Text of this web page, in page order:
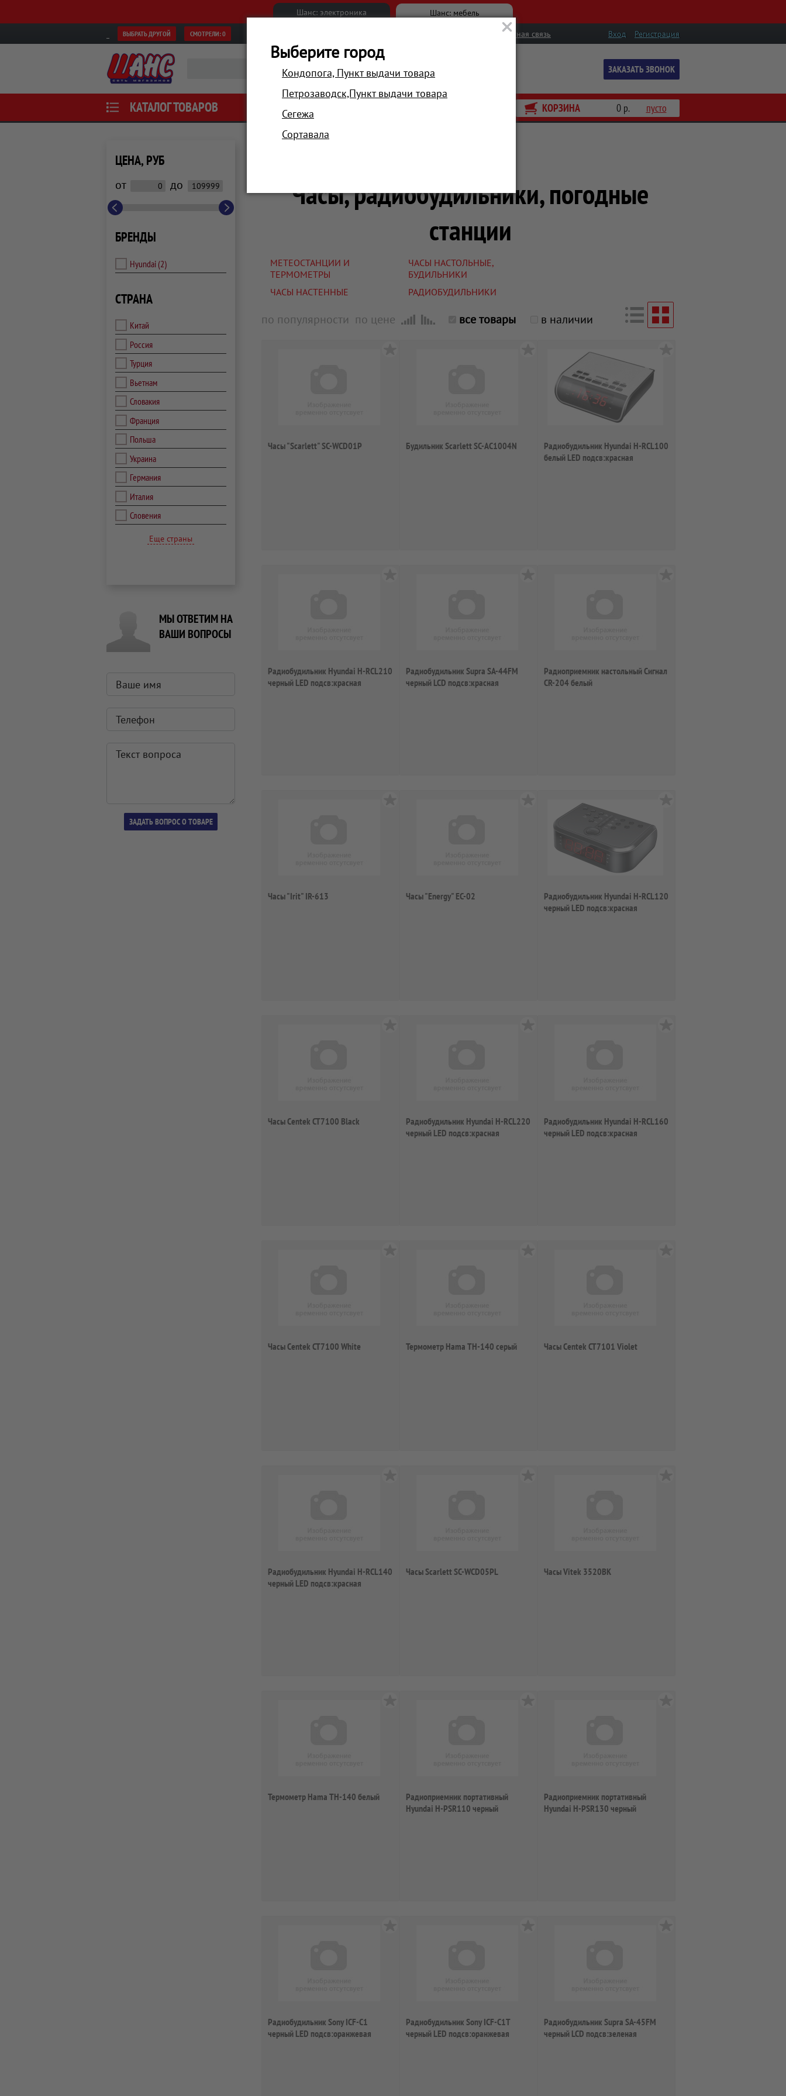
Шанс: электроника Шанс: мебель
ВЫБРАТЬ ДРУГОЙ СМОТРЕЛИ:0 Вход Регистрация
Обратная связь
ЗАКАЗАТЬ ЗВОНОК
КАТАЛОГ ТОВАРОВ АКЦИИ КОРЗИНА 0 р. пусто
ЦЕНА, РУБ
от до
БРЕНДЫ
Hyundai(2)
СТРАНА
Китай
Россия
Турция
Вьетнам
Словакия
Франция
Польша
Украина
Германия
Италия
Словения
Еще страны
МЫ ОТВЕТИМ НА
ВАШИ ВОПРОСЫ
Часы, радиобудильники, погодные
станции
МЕТЕОСТАНЦИИ И
ТЕРМОМЕТРЫ
ЧАСЫ НАСТЕННЫЕ
ЧАСЫ НАСТОЛЬНЫЕ,
БУДИЛЬНИКИ
РАДИОБУДИЛЬНИКИ
по популярности по цене все товары в наличии
Часы "Scarlett" SC-WCD01P Будильник Scarlett SC-AC1004N
Радиобудильник Hyundai H-RCL100
белый LED подсв:красная
Радиобудильник Hyundai H-RCL210
черный LED подсв:красная
Радиобудильник Supra SA-44FM
черный LCD подсв:красная
Радиоприемник настольный Сигнал
CR-204 белый
Часы "Irit" IR-613 Часы "Energy" EC-02
Радиобудильник Hyundai H-RCL120
черный LED подсв:красная
Часы Centek CT7100 Black
Радиобудильник Hyundai H-RCL220
черный LED подсв:красная
Радиобудильник Hyundai H-RCL160
черный LED подсв:красная
Часы Centek CT7100 White Термометр Hama TH-140 серый Часы Centek CT7101 Violet
Радиобудильник Hyundai H-RCL140
черный LED подсв:красная
Часы Scarlett SC-WCD05PL Часы Vitek 3520BK
Термометр Hama TH-140 белый
Радиоприемник портативный
Hyundai H-PSR110 черный
Радиоприемник портативный
Hyundai H-PSR130 черный
Радиобудильник Sony ICF-C1
черный LED подсв:оранжевая
Радиобудильник Sony ICF-C1T
черный LED подсв:оранжевая
Радиобудильник Supra SA-45FM
черный LCD подсв:зеленая
Выберите город
Кондопога, Пункт выдачи товара
Петрозаводск,Пункт выдачи товара
Сегежа
Сортавала